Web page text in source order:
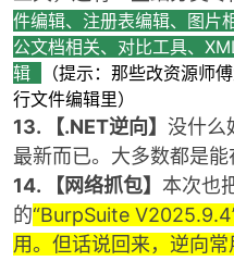
件编辑、注册表编辑、图片
公文档相关、对比工具、
辑
（提示：那些改资源师
行文件编辑里）
13. 【.NET逆向】 没什么
最新而已。大多数都是能
14. 【网络抓包】 本次也
的“BurpSuite
用。但话说回来，逆向